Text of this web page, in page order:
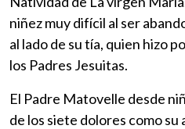
niñez muy difícil al ser
al lado de su tía, quien hizo
los Padres Jesuitas.
El Padre Matovelle desde
de los siete dolores como